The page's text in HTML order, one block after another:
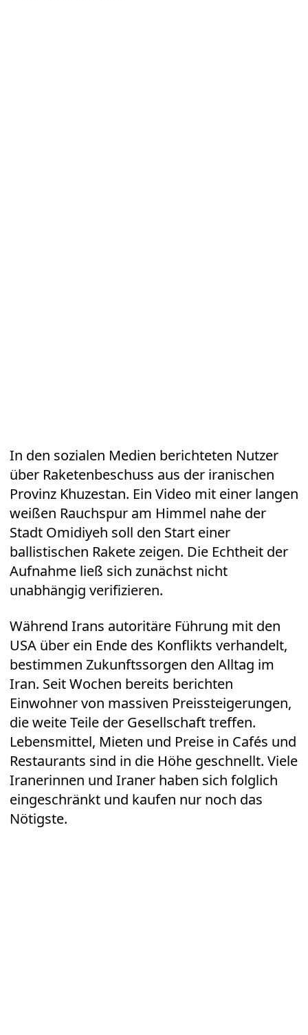
In den sozialen Medien berichteten Nutzer
über Raketenbeschuss aus der iranischen
Provinz Khuzestan. Ein Video mit einer langen
weißen Rauchspur am Himmel nahe der
Stadt Omidiyeh soll den Start einer
ballistischen Rakete zeigen. Die Echtheit der
Aufnahme ließ sich zunächst nicht
unabhängig verifizieren.
Während Irans autoritäre Führung mit den
USA über ein Ende des Konflikts verhandelt,
bestimmen Zukunftssorgen den Alltag im
Iran. Seit Wochen bereits berichten
Einwohner von massiven Preissteigerungen,
die weite Teile der Gesellschaft treffen.
Lebensmittel, Mieten und Preise in Cafés und
Restaurants sind in die Höhe geschnellt. Viele
Iranerinnen und Iraner haben sich folglich
eingeschränkt und kaufen nur noch das
Nötigste.